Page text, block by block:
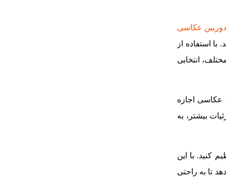
دوربین‌ عکاسی
استفاده از
انتخابی
عکاسی اجازه
بیشتر، به
کنید. با این
اجازه می‌دهد تا به‌ راحتی